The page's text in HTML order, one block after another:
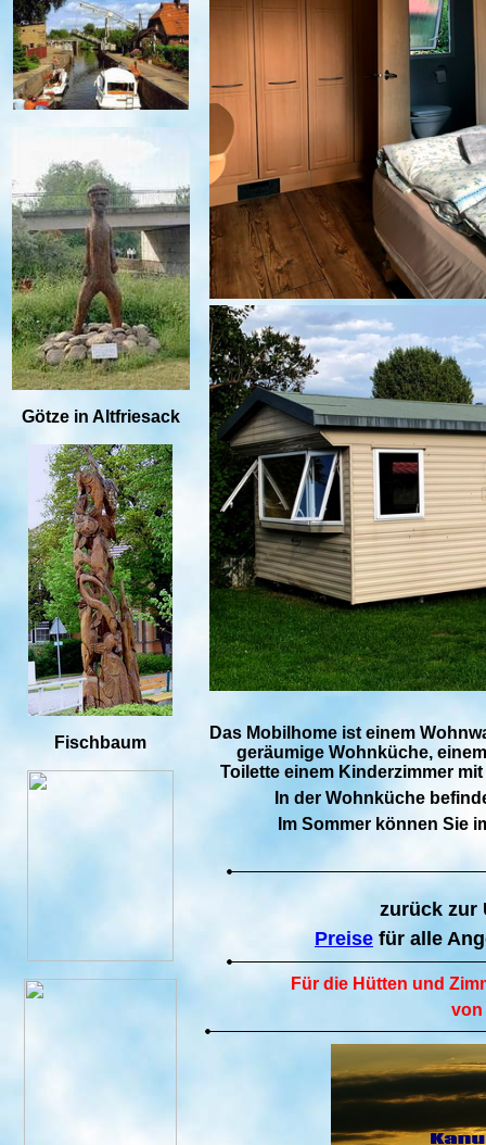
Götze in Altfriesack
Fischbaum
Das Mobilhome ist einem
geräumige Wohnküche,
Toilette einem Kinderzimmer
In der Wohnküche
Im Sommer können Sie
zurück zur
Preise für alle
Für die Hütten und
von